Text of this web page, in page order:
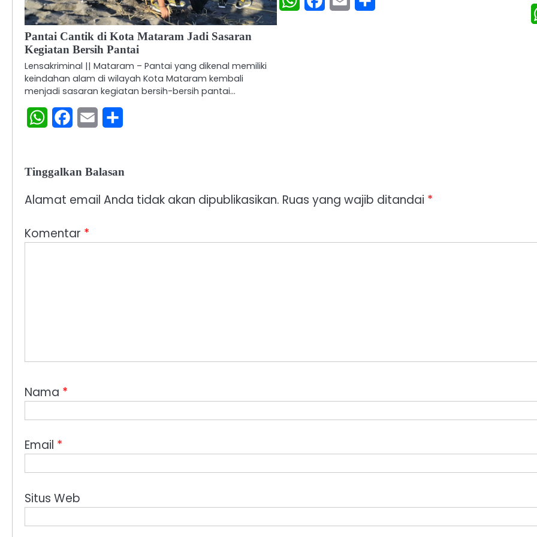
Pantai Cantik di Kota Mataram Jadi Sasaran
Kegiatan Bersih Pantai
Lensakriminal || Mataram – Pantai yang dikenal memiliki
keindahan alam di wilayah Kota Mataram kembali
menjadi sasaran kegiatan bersih-bersih pantai…
WhatsAppFacebook
Email
Tinggalkan Balasan
Alamat email Anda tidak akan dipublikasikan. Ruas yang wajib ditandai *
Komentar *
Nama *
Email *
Situs Web